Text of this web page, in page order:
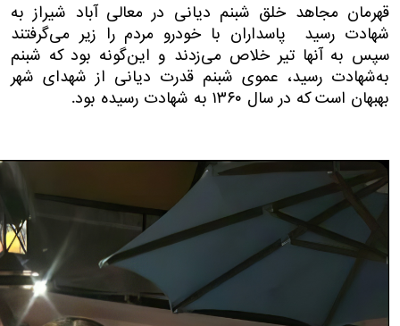
قهرمان مجاهد خلق شبنم دیانی در معالی آباد شیراز به
شهادت رسید پاسداران با خودرو مردم را زیر می‌گرفتند
سپس به آنها تیر خلاص می‌زدند و این‌گونه بود که شبنم
به‌شهادت رسید، عموی شبنم قدرت دیانی از شهدای شهر
بهبهان است که در سال ۱۳۶۰ به شهادت رسیده بود.